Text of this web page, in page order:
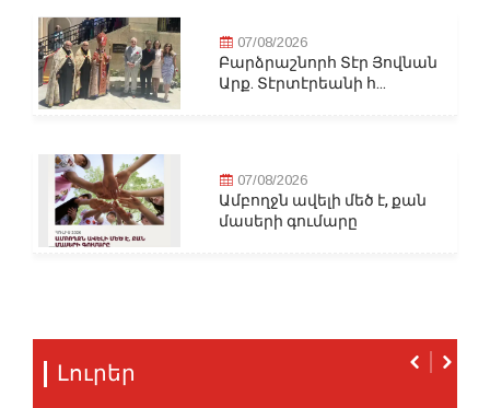
07/08/2026
Բարձրաշնորհ Տէր Յովնան
Արք. Տէրտէրեանի հ...
07/08/2026
Ամբողջն ավելի մեծ է, քան
մասերի գումարը
Լուրեր